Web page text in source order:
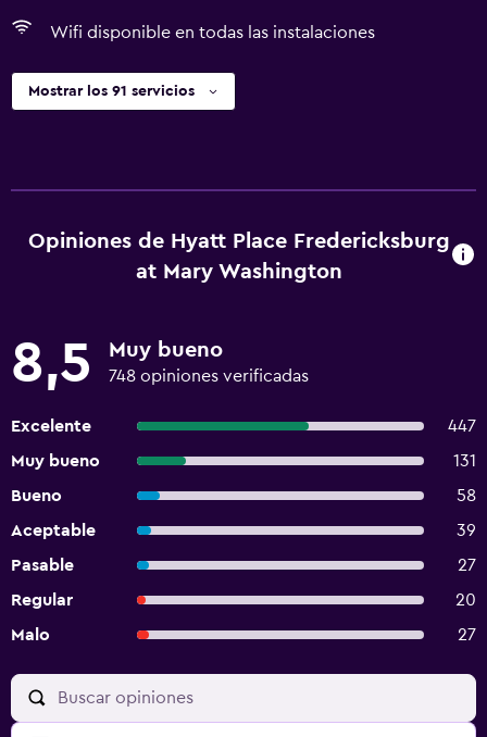
Wifi disponible en todas las instalaciones
Mostrar los 91 servicios
Opiniones de Hyatt Place Fredericksburg
at Mary Washington
8,5 Muy bueno
748 opiniones verificadas
Excelente
447
Muy bueno
131
Bueno
58
Aceptable
39
Pasable
27
Regular
20
Malo
27